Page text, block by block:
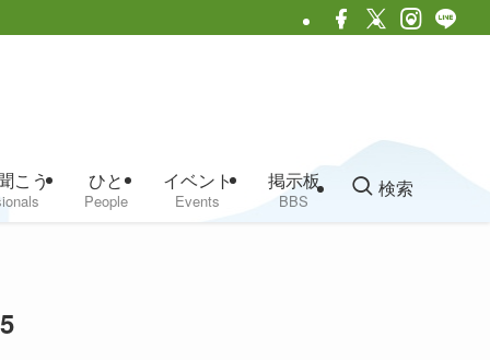
こう ひと
People
イベント
Events
掲示板
BBS
検索